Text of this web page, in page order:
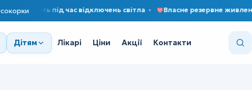
під час відключень світла Власне резервне живлення
Дітям Лікарі Ціни Акції Контакти